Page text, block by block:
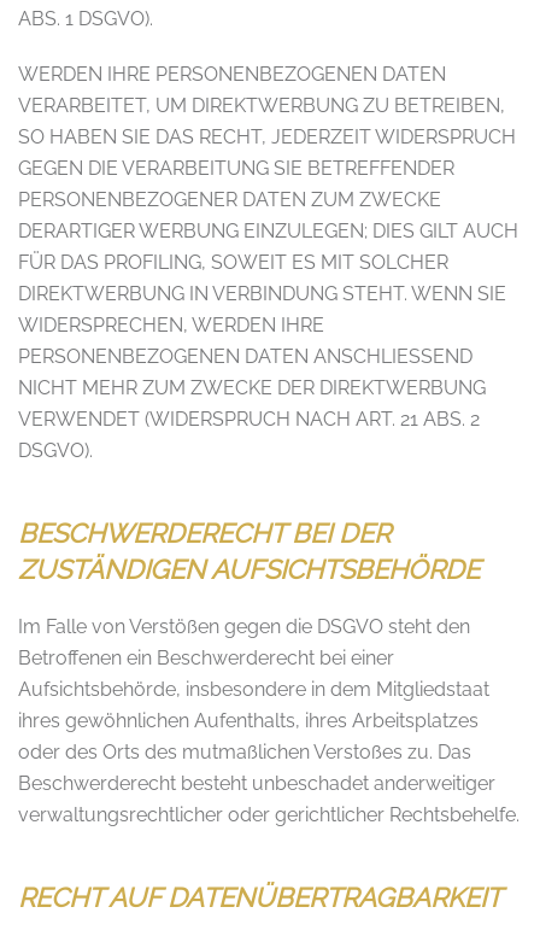
ABS. 1 DSGVO).
WERDEN IHRE PERSONENBEZOGENEN DATEN
VERARBEITET, UM DIREKTWERBUNG ZU BETREIBEN,
SO HABEN SIE DAS RECHT, JEDERZEIT WIDERSPRUCH
GEGEN DIE VERARBEITUNG SIE BETREFFENDER
PERSONENBEZOGENER DATEN ZUM ZWECKE
DERARTIGER WERBUNG EINZULEGEN; DIES GILT AUCH
FÜR DAS PROFILING, SOWEIT ES MIT SOLCHER
DIREKTWERBUNG IN VERBINDUNG STEHT. WENN SIE
WIDERSPRECHEN, WERDEN IHRE
PERSONENBEZOGENEN DATEN ANSCHLIESSEND
NICHT MEHR ZUM ZWECKE DER DIREKTWERBUNG
VERWENDET (WIDERSPRUCH NACH ART. 21 ABS. 2
DSGVO).
BESCHWERDE­RECHT BEI DER
ZUSTÄNDIGEN AUFSICHTS­BEHÖRDE
Im Falle von Verstößen gegen die DSGVO steht den
Betroffenen ein Beschwerderecht bei einer
Aufsichtsbehörde, insbesondere in dem Mitgliedstaat
ihres gewöhnlichen Aufenthalts, ihres Arbeitsplatzes
oder des Orts des mutmaßlichen Verstoßes zu. Das
Beschwerderecht besteht unbeschadet anderweitiger
verwaltungsrechtlicher oder gerichtlicher Rechtsbehelfe.
RECHT AUF DATEN­ÜBERTRAG­BARKEIT